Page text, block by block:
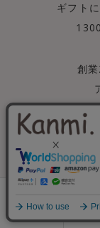
ギフト
創
毎日忙
宝さが
本革